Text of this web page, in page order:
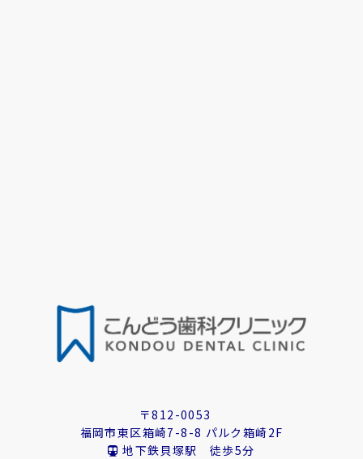
〒812-0053
福岡市東区箱崎7-8-8 パルク箱崎2F
地下鉄貝塚駅 徒歩5分